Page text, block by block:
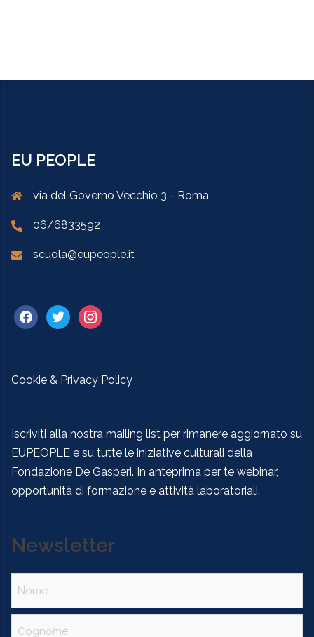
EU PEOPLE
via del Governo Vecchio 3 - Roma
06/6833592
scuola@eupeople.it
Cookie & Privacy Policy
Iscriviti alla nostra mailing list per rimanere aggiornato su
EUPEOPLE e su tutte le iniziative culturali della
Fondazione De Gasperi. In anteprima per te webinar,
opportunità di formazione e attività laboratoriali.
Newsletter